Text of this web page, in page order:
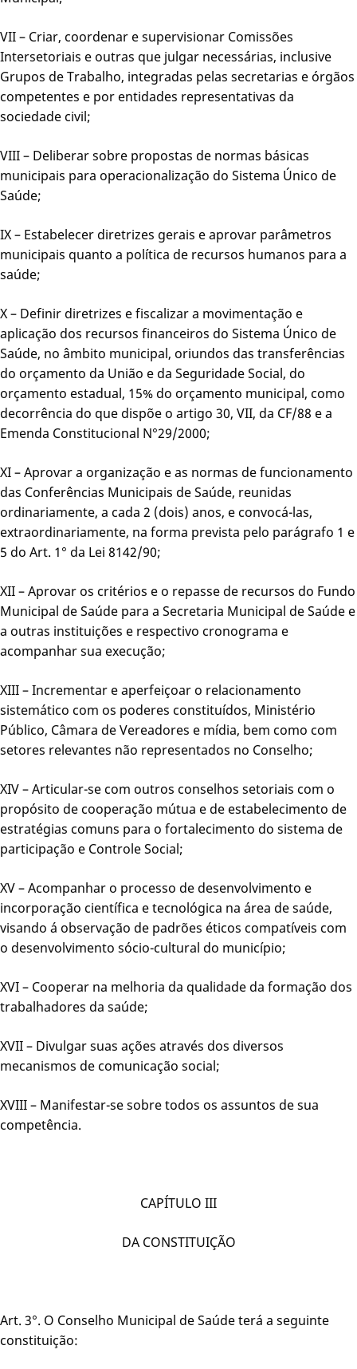
VII – Criar, coordenar e supervisionar Comissões
Intersetoriais e outras que julgar necessárias, inclusive
Grupos de Trabalho, integradas pelas secretarias e órgãos
competentes e por entidades representativas da
sociedade civil;
VIII – Deliberar sobre propostas de normas básicas
municipais para operacionalização do Sistema Único de
Saúde;
IX – Estabelecer diretrizes gerais e aprovar parâmetros
municipais quanto a política de recursos humanos para a
saúde;
X – Definir diretrizes e fiscalizar a movimentação e
aplicação dos recursos financeiros do Sistema Único de
Saúde, no âmbito municipal, oriundos das transferências
do orçamento da União e da Seguridade Social, do
orçamento estadual, 15% do orçamento municipal, como
decorrência do que dispõe o artigo 30, VII, da CF/88 e a
Emenda Constitucional N°29/2000;
XI – Aprovar a organização e as normas de funcionamento
das Conferências Municipais de Saúde, reunidas
ordinariamente, a cada 2 (dois) anos, e convocá-las,
extraordinariamente, na forma prevista pelo parágrafo 1 e
5 do Art. 1° da Lei 8142/90;
XII – Aprovar os critérios e o repasse de recursos do Fundo
Municipal de Saúde para a Secretaria Municipal de Saúde e
a outras instituições e respectivo cronograma e
acompanhar sua execução;
XIII – Incrementar e aperfeiçoar o relacionamento
sistemático com os poderes constituídos, Ministério
Público, Câmara de Vereadores e mídia, bem como com
setores relevantes não representados no Conselho;
XIV – Articular-se com outros conselhos setoriais com o
propósito de cooperação mútua e de estabelecimento de
estratégias comuns para o fortalecimento do sistema de
participação e Controle Social;
XV – Acompanhar o processo de desenvolvimento e
incorporação científica e tecnológica na área de saúde,
visando á observação de padrões éticos compatíveis com
o desenvolvimento sócio-cultural do município;
XVI – Cooperar na melhoria da qualidade da formação dos
trabalhadores da saúde;
XVII – Divulgar suas ações através dos diversos
mecanismos de comunicação social;
XVIII – Manifestar-se sobre todos os assuntos de sua
competência.
CAPÍTULO III
DA CONSTITUIÇÃO
Art. 3°. O Conselho Municipal de Saúde terá a seguinte
constituição: